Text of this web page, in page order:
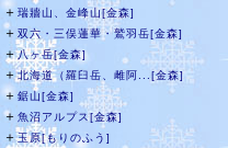
＋ 瑞牆山、金峰山[金森]
＋ 双六・三俣蓮華・鷲羽岳[金森]
＋八ヶ岳[金森]
＋北海道（羅臼岳、雌阿...[金森]
＋ 鋸山[金森]
＋ 魚沼アルプス[金森]
＋玉原[もりのふう]